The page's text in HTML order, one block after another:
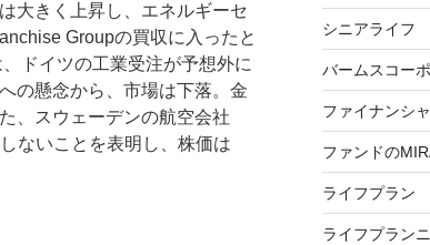
大きく上昇し、エネルギーセ
Groupの買収に入ったと
ドイツの工業受注が予想外に
の懸念から、市場は下落。金
、スウェーデンの航空会社
ないことを表明し、株価は
シニアライフ
バームスコー
ファイナンシ
ファンドの
ライフプラン
ライフプラン